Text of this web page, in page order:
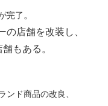
完了 。
店舗を改装し、
もある。
ンド商品の改良、